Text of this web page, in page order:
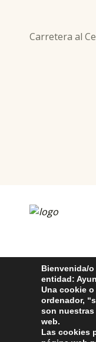
Carretera al
AYUNTAMIENTO DE POLANCO
Bienvenida/
entidad:
Una cookie
ordenador,
son nuestras
web.
Las cookies